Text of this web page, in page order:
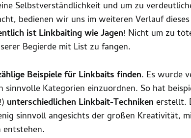
Selbstverständlichkeit und um zu
bedienen wir uns im weiteren Verlauf
ist Linkbaiting wie Jagen! Nicht um zu
Begierde mit List zu fangen.
Beispiele für Linkbaits finden. Es wurde
Kategorien einzuordnen. So hat
unterschiedlichen Linkbait-Techniken erstellt.
sinnvoll angesichts der großen Kreativität,
entstehen.